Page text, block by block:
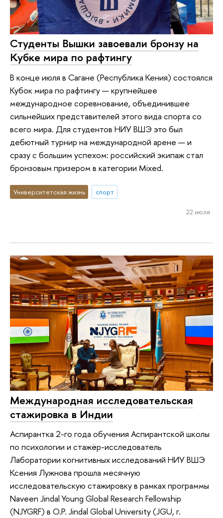
Студенты Вышки завоевали бронзу на
Кубке мира по рафтингу
В конце июля в Сагане (Республика Кения) состоялся
Кубок мира по рафтингу — крупнейшее
международное соревнование, объединившее
сильнейших представителей этого вида спорта со
всего мира. Для студентов НИУ ВШЭ это был
дебютный турнир на международной арене — и
сразу с большим успехом: российский экипаж стал
бронзовым призером в категории Mixed.
Университетская жизнь спорт
22 июля
Международная исследовательская
стажировка в Индии
Аспирантка 2-го года обучения Аспирантской школы
по психологии и стажёр-исследователь
Лаборатории когнитивных исследований НИУ ВШЭ
Ксения Лужнова прошла месячную
исследовательскую стажировку в рамках программы
Naveen Jindal Young Global Research Fellowship
(NJYGRF) в O.P. Jindal Global University (JGU, г.